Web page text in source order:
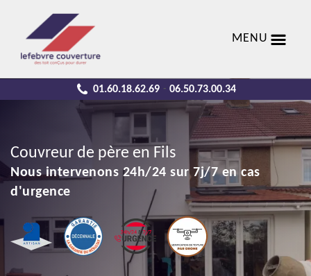
MENU
01.60.18.62.69 - 06.50.73.00.34
Couvreur de père en Fils
Nous intervenons 24h/24 sur 7j/7 en cas
d'urgence